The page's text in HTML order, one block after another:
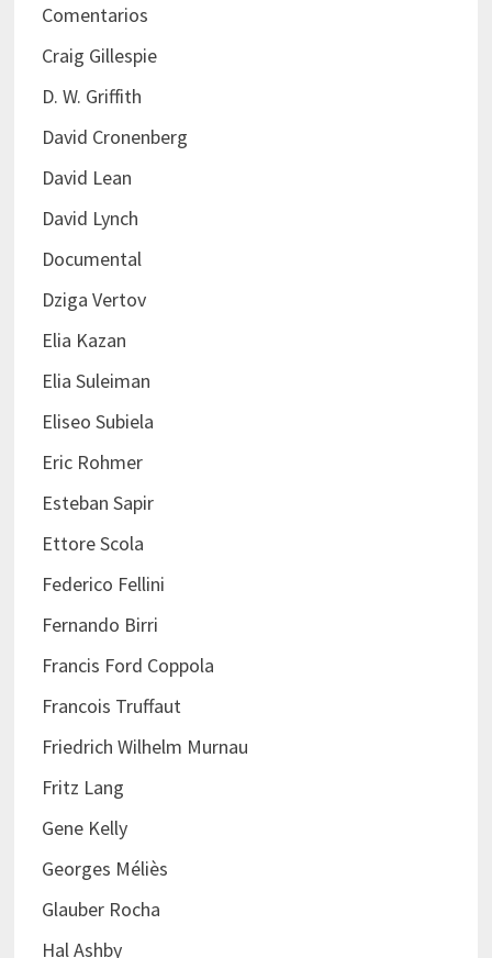
Comentarios
Craig Gillespie
D. W. Griffith
David Cronenberg
David Lean
David Lynch
Documental
Dziga Vertov
Elia Kazan
Elia Suleiman
Eliseo Subiela
Eric Rohmer
Esteban Sapir
Ettore Scola
Federico Fellini
Fernando Birri
Francis Ford Coppola
Francois Truffaut
Friedrich Wilhelm Murnau
Fritz Lang
Gene Kelly
Georges Méliès
Glauber Rocha
Hal Ashby